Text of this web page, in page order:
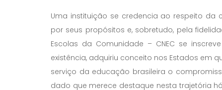
Uma instituição se credencia ao respeito da
por seus propósitos e, sobretudo, pela
Escolas da Comunidade – CNEC se
existência, adquiriu conceito nos Estados em
serviço da educação brasileira o
dado que merece destaque nesta trajetória